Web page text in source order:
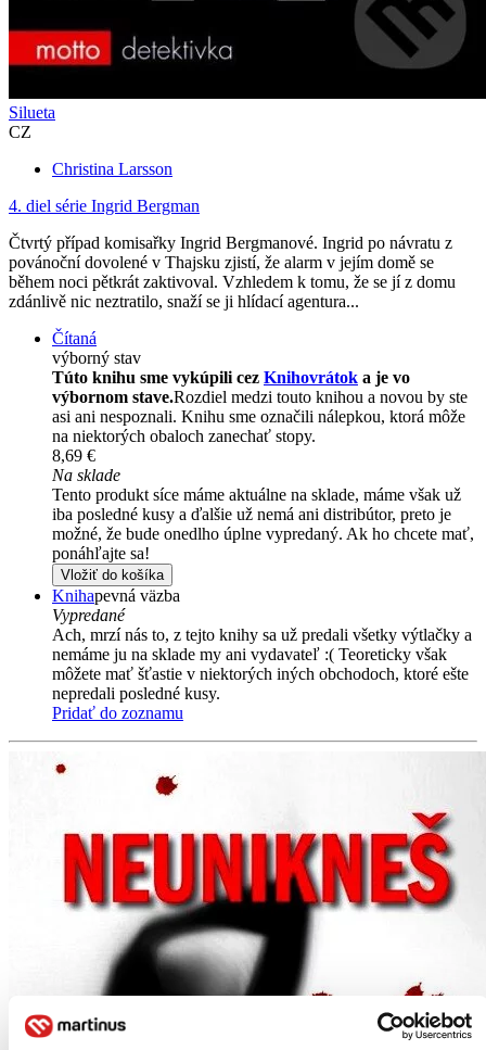
Silueta
CZ
Christina Larsson
4. diel série Ingrid Bergman
Čtvrtý případ komisařky Ingrid Bergmanové. Ingrid po návratu z
povánoční dovolené v Thajsku zjistí, že alarm v jejím domě se
během noci pětkrát zaktivoval. Vzhledem k tomu, že se jí z domu
zdánlivě nic neztratilo, snaží se ji hlídací agentura...
Čítaná
výborný stav
Túto knihu sme vykúpili cez Knihovrátok a je vo
výbornom stave.Rozdiel medzi touto knihou a novou by ste
asi ani nespoznali. Knihu sme označili nálepkou, ktorá môže
na niektorých obaloch zanechať stopy.
8,69 €
Na sklade
Tento produkt síce máme aktuálne na sklade, máme však už
iba posledné kusy a ďalšie už nemá ani distribútor, preto je
možné, že bude onedlho úplne vypredaný. Ak ho chcete mať,
ponáhľajte sa!
Vložiť do košíka
Knihapevná väzba
Vypredané
Ach, mrzí nás to, z tejto knihy sa už predali všetky výtlačky a
nemáme ju na sklade my ani vydavateľ :( Teoreticky však
môžete mať šťastie v niektorých iných obchodoch, ktoré ešte
nepredali posledné kusy.
Pridať do zoznamu